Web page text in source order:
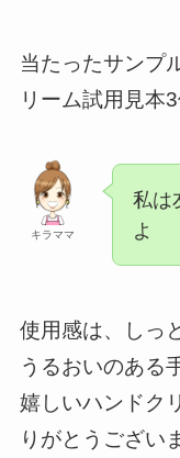
当たったサンプ
リーム試用見本
キラママ
私は
よ
使用感は、しっ
うるおいのある
嬉しいハンドク
りがとうござい